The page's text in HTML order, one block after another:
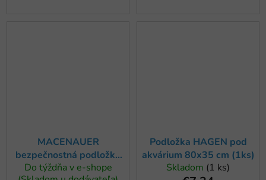
MACENAUER
bezpečnostná podložka
pre akvárium a terárium
Do týždňa v e-shope
Podložka HAGEN pod
akvárium 80x35 cm (1ks)
Skladom (1 ks)